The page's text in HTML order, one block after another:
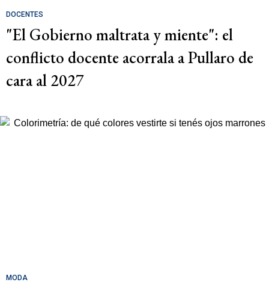
DOCENTES
"El Gobierno maltrata y miente": el
conflicto docente acorrala a Pullaro de
cara al 2027
MODA